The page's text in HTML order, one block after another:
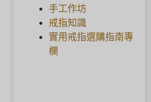
手工作坊
戒指知識
實用戒指選購指南專
欄